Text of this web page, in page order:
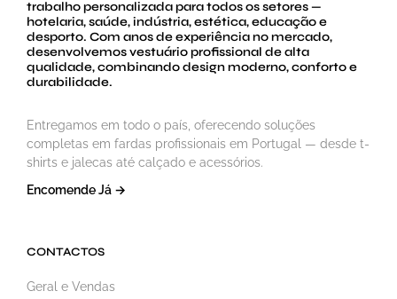
trabalho personalizada para todos os setores —
hotelaria, saúde, indústria, estética, educação e
desporto. Com anos de experiência no mercado,
desenvolvemos vestuário profissional de alta
qualidade, combinando design moderno, conforto e
durabilidade.
Entregamos em todo o país, oferecendo soluções
completas em fardas profissionais em Portugal — desde t-
shirts e jalecas até calçado e acessórios.
Encomende Já →
CONTACTOS
Geral e Vendas